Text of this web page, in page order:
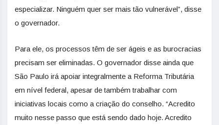
especializar. Ninguém quer ser mais tão vulnerável”, disse
o governador.
Para ele, os processos têm de ser ágeis e as burocracias
precisam ser eliminadas. O governador disse ainda que
São Paulo irá apoiar integralmente a Reforma Tributária
em nível federal, apesar de também trabalhar com
iniciativas locais como a criação do conselho. “Acredito
muito nesse passo que está sendo dado hoje. Acredito